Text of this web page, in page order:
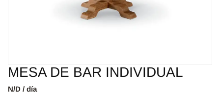
MESA DE BAR INDIVIDUAL
N/D / día